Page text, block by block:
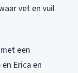
vet en vuil
een
Erica en